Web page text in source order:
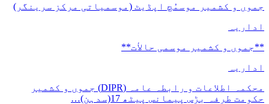
جموں و کشمیر موسمُچ اپڈیٹ (موسمیاتی مرکز سرینگر)
اداریہ
**جموں و كشمیر موسمی حالأت**
اداریہ
محکمہ اطلاعات و رابطہ عامہ (DIPR) جموں و کشمیر
حکومت طرفہ بڑس پیمانس پیٹھ 17(سدہن)…